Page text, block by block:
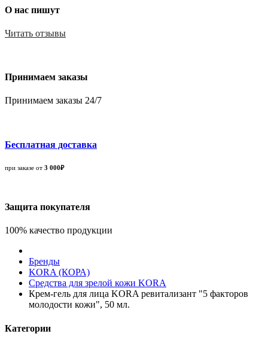
О нас пишут
Читать отзывы
Принимаем заказы
Принимаем заказы 24/7
Бесплатная доставка
при заказе от 3 000₽
Защита покупателя
100% качество продукции
Бренды
KORA (КОРА)
Средства для зрелой кожи KORA
Крем-гель для лица KORA ревитализант "5 факторов
молодости кожи", 50 мл.
Категории